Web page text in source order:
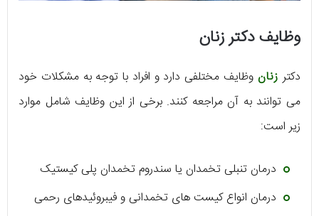
وظایف دکتر زنان
دکتر زنان وظایف مختلفی دارد و افراد با توجه به مشکلات خود
می توانند به آن مراجعه کنند. برخی از این وظایف شامل موارد
زیر است:
درمان تنبلی تخمدان یا سندروم تخمدان پلی کیستیک
درمان انواع کیست های تخمدانی و فیبروئیدهای رحمی